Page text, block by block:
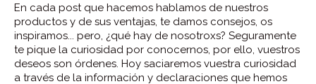
En cada post que hacemos hablamos de nuestros
productos y de sus ventajas, te damos consejos, os
inspiramos... pero, ¿qué hay de nosotroxs? Seguramente
te pique la curiosidad por conocernos, por ello, vuestros
deseos son órdenes. Hoy saciaremos vuestra curiosidad
a través de la información y declaraciones que hemos